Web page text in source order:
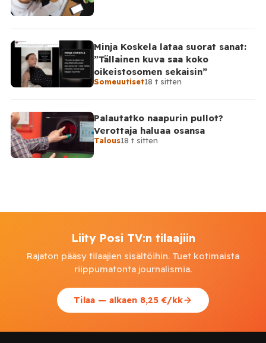
Minja Koskela lataa suorat sanat:
”Tällainen kuva saa koko
oikeistosomen sekaisin”
Someuutiset18 t sitten
Palautatko naapurin pullot?
Verottaja haluaa osansa
Talous18 t sitten
Liity Posi TV:n tilaajiin
Rajaton pääsy tilaajien sisältöihin. Tuet kotimaista
riippumatonta journalismia.
Tilaa — alkaen 8,25 €/kk